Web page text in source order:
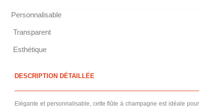
Personnalisable
Transparent
Esthétique
DESCRIPTION DÉTAILLÉE
Elégante et personnalisable, cette flûte à champagne est idéale pour